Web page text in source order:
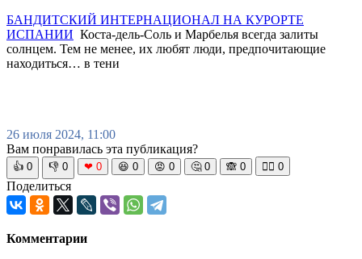
БАНДИТСКИЙ ИНТЕРНАЦИОНАЛ НА КУРОРТЕ
ИСПАНИИ Коста-дель-Соль и Марбелья всегда залиты
солнцем. Тем не менее, их любят люди, предпочитающие
находиться… в тени
26 июля 2024, 11:00
Вам понравилась эта публикация?
👍 0 👎 0 ❤ 0 😆 0 😡 0 🤔 0 🙈 0 🧘‍♀️ 0
Поделиться
Комментарии